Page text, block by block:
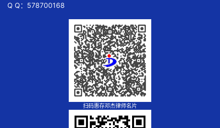
Q Q：578700168
扫码惠存邓杰律师名片